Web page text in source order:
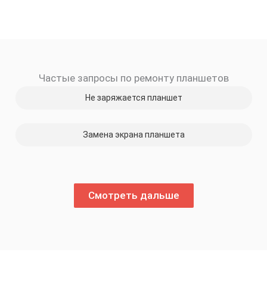
Частые запросы по ремонту планшетов
Не заряжается планшет
Замена экрана планшета
Смотреть дальше